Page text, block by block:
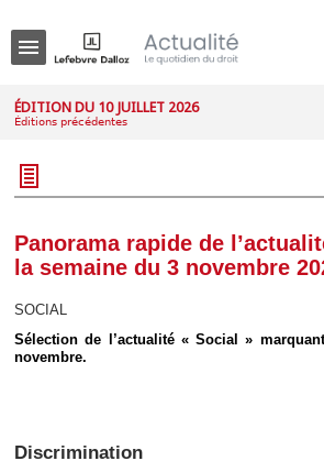
ÉDITION DU 10 JUILLET 2026
Éditions précédentes
Panorama rapide de
la semaine du 3 novembre
SOCIAL
Sélection de l’actualité « Social »
novembre.
Discrimination